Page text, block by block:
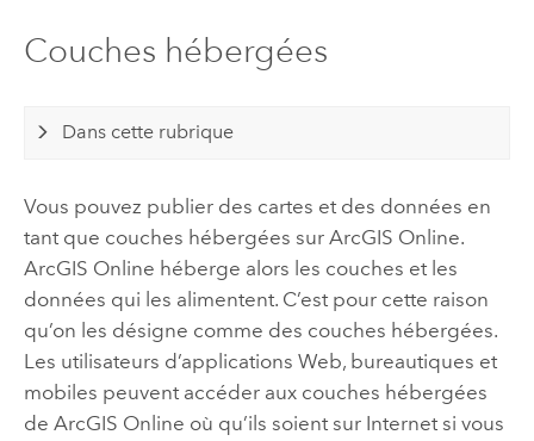
Couches hébergées
Dans cette rubrique
Vous pouvez publier des cartes et des données en
tant que couches hébergées sur ArcGIS Online.
ArcGIS Online héberge alors les couches et les
données qui les alimentent. C’est pour cette raison
qu’on les désigne comme des couches hébergées.
Les utilisateurs d’applications Web, bureautiques et
mobiles peuvent accéder aux couches hébergées
de ArcGIS Online où qu’ils soient sur Internet si vous